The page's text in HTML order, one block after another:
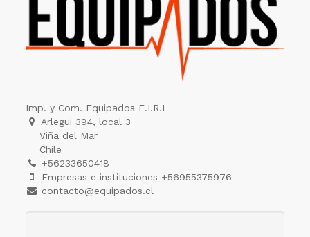
Imp. y Com. Equipados E.I.R.L
Arlegui 394, local 3
Viña del Mar
Chile
+56233650418
Empresas e instituciones +56955375976
contacto@equipados.cl